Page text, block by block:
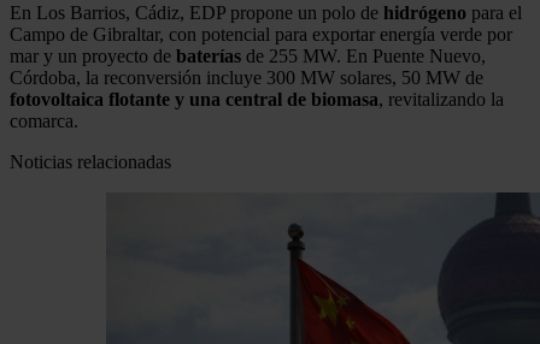
En Los Barrios, Cádiz, EDP propone un polo de hidrógeno para el
Campo de Gibraltar, con potencial para exportar energía verde por
mar y un proyecto de baterías de 255 MW. En Puente Nuevo,
Córdoba, la reconversión incluye 300 MW solares, 50 MW de
fotovoltaica flotante y una central de biomasa, revitalizando la
comarca.
Noticias relacionadas